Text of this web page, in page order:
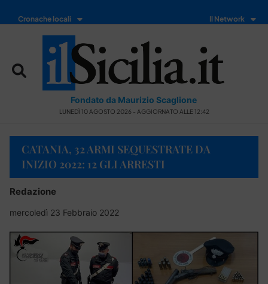
Cronache locali Il Network
Fondato da Maurizio Scaglione
LUNEDÌ 10 AGOSTO 2026 - AGGIORNATO ALLE 12:42
CATANIA, 32 ARMI SEQUESTRATE DA
INIZIO 2022: 12 GLI ARRESTI
Redazione
mercoledì 23 Febbraio 2022